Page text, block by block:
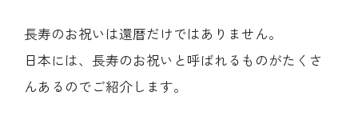
長寿のお祝いは還暦だけではありません。
日本には、長寿のお祝いと呼ばれるものがたくさ
んあるのでご紹介します。